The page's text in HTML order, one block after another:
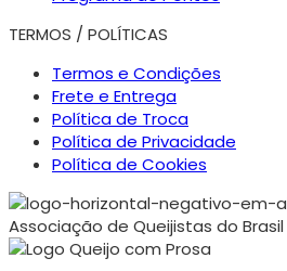
TERMOS / POLÍTICAS
Termos e Condições
Frete e Entrega
Política de Troca
Política de Privacidade
Política de Cookies
Associação de Queijistas do Brasil